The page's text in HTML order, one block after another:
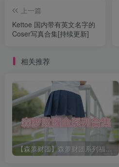
上一篇
Kettoe 国内带有英文名字的
Coser写真合集[持续更新]
相关推荐
【森萝财团】森萝财团系列福利原版无水印合集下载[与本站内容同步更新]